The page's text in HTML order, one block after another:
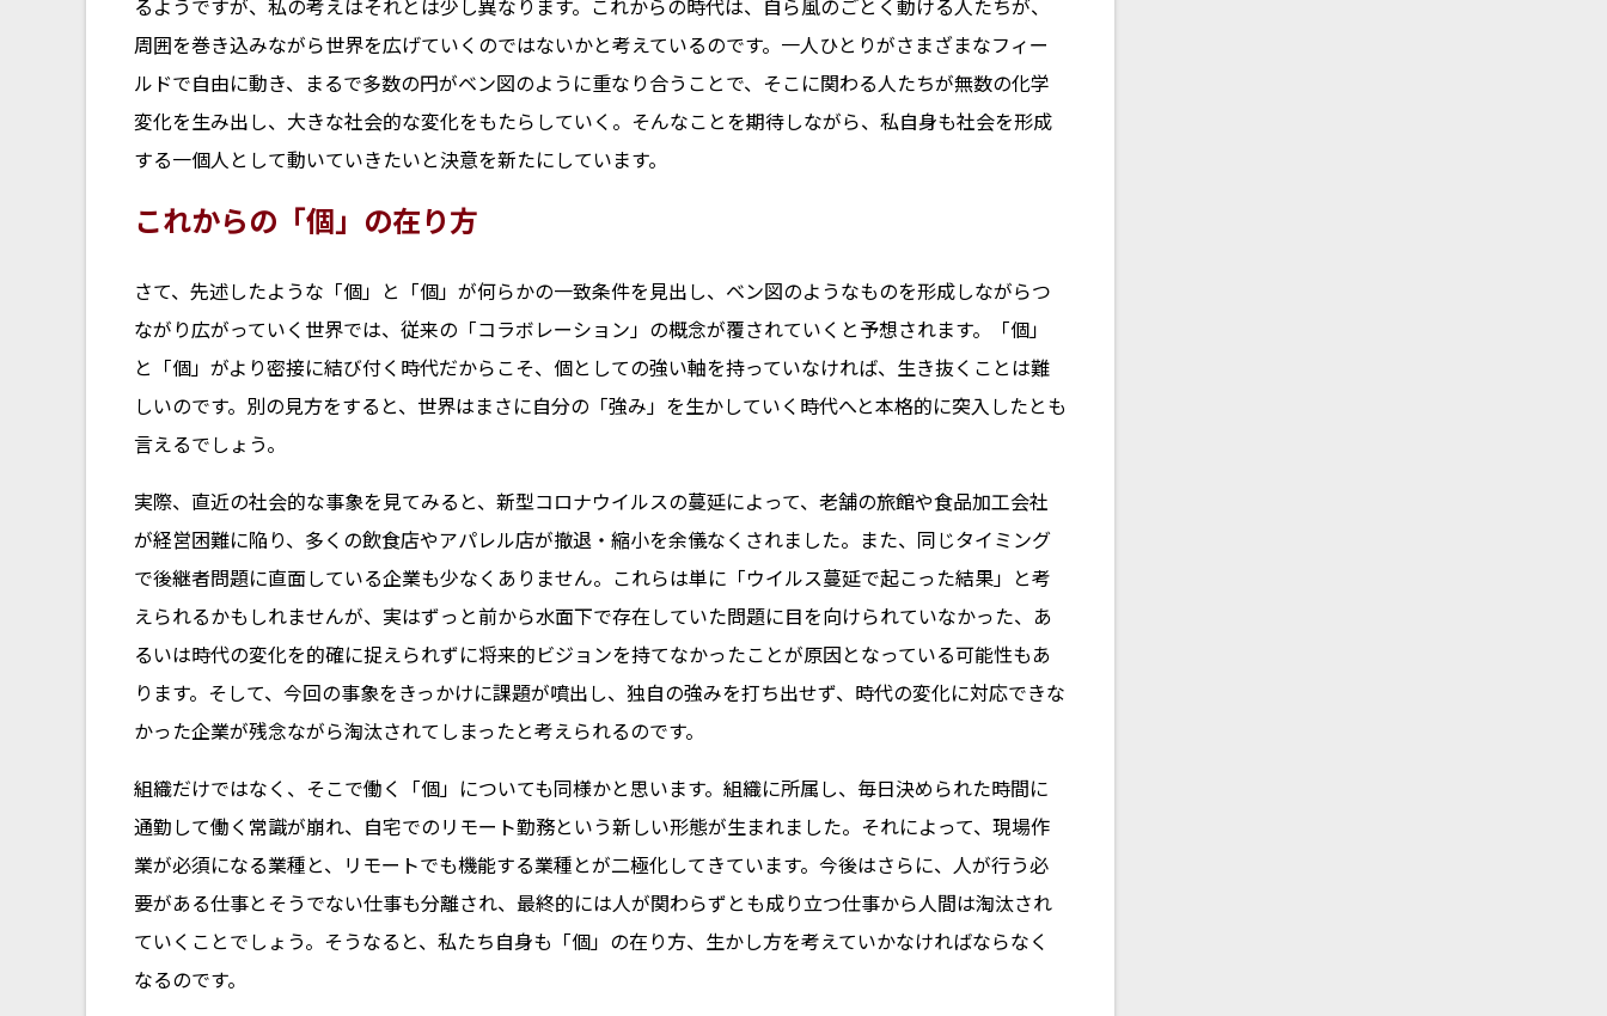
周囲を巻き込みながら世界を広げていくのではないかと考えているのです。一人ひとりがさまざまなフィー
ルドで自由に動き、まるで多数の円がベン図のように重なり合うことで、そこに関わる人たちが無数の化学
変化を生み出し、大きな社会的な変化をもたらしていく。そんなことを期待しながら、私自身も社会を形成
する一個人として動いていきたいと決意を新たにしています。
これからの「個」の在り方
さて、先述したような「個」と「個」が何らかの一致条件を見出し、ベン図のようなものを形成しながらつ
ながり広がっていく世界では、従来の「コラボレーション」の概念が覆されていくと予想されます。「個」
と「個」がより密接に結び付く時代だからこそ、個としての強い軸を持っていなければ、生き抜くことは難
しいのです。別の見方をすると、世界はまさに自分の「強み」を生かしていく時代へと本格的に突入したとも
言えるでしょう。
実際、直近の社会的な事象を見てみると、新型コロナウイルスの蔓延によって、老舗の旅館や食品加工会社
が経営困難に陥り、多くの飲食店やアパレル店が撤退・縮小を余儀なくされました。また、同じタイミング
で後継者問題に直面している企業も少なくありません。これらは単に「ウイルス蔓延で起こった結果」と考
えられるかもしれませんが、実はずっと前から水面下で存在していた問題に目を向けられていなかった、あ
るいは時代の変化を的確に捉えられずに将来的ビジョンを持てなかったことが原因となっている可能性もあ
ります。そして、今回の事象をきっかけに課題が噴出し、独自の強みを打ち出せず、時代の変化に対応できな
かった企業が残念ながら淘汰されてしまったと考えられるのです。
組織だけではなく、そこで働く「個」についても同様かと思います。組織に所属し、毎日決められた時間に
通勤して働く常識が崩れ、自宅でのリモート勤務という新しい形態が生まれました。それによって、現場作
業が必須になる業種と、リモートでも機能する業種とが二極化してきています。今後はさらに、人が行う必
要がある仕事とそうでない仕事も分離され、最終的には人が関わらずとも成り立つ仕事から人間は淘汰され
ていくことでしょう。そうなると、私たち自身も「個」の在り方、生かし方を考えていかなければならなく
なるのです。